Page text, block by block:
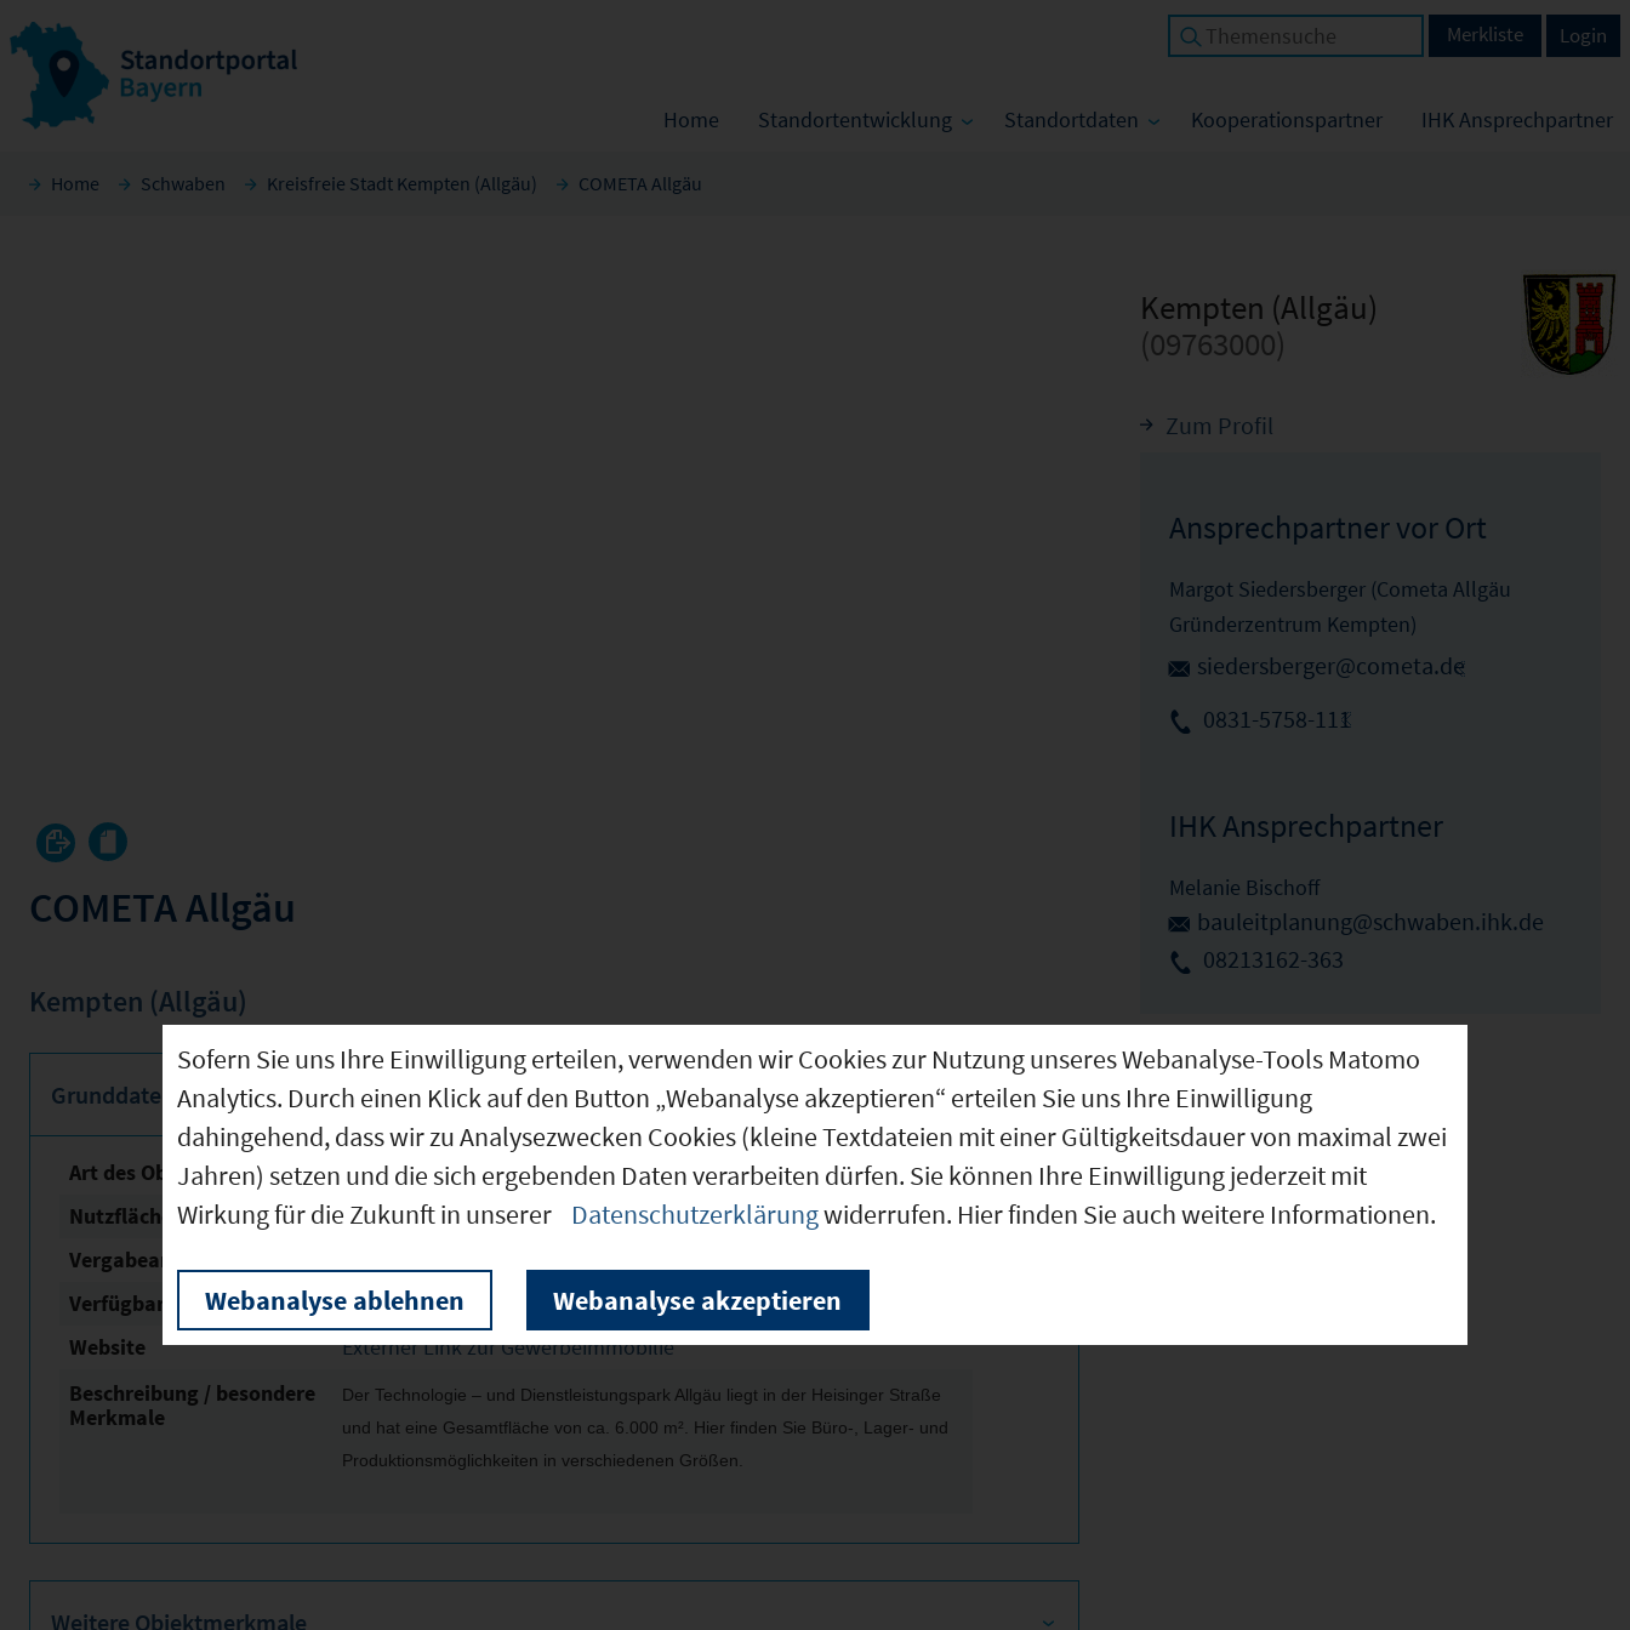
Home Standortentwicklung Standortdaten Kooperationspartner IHK Ansprechpartner
Login
Merkliste
Home Schwaben Kreisfreie Stadt Kempten (Allgäu) COMETA Allgäu
COMETA Allgäu
Kempten (Allgäu)
Grunddaten
Art des Objektes
Hallenfläche / Produktion, Büroflächen
Nutzfläche
6.000 m²
Vergabeart
Verfügbar ab
16.07.2024
Website
Externer Link zur Gewerbeimmobilie
Beschreibung / besondere
Merkmale
Der Technologie – und Dienstleistungspark Allgäu liegt in der Heisinger Straße
und hat eine Gesamtfläche von ca. 6.000 m². Hier finden Sie Büro-, Lager- und
Produktionsmöglichkeiten in verschiedenen Größen.
Weitere Objektmerkmale
Kempten (Allgäu)
(09763000)
Zum Profil
Ansprechpartner vor Ort
Margot Siedersberger (Cometa Allgäu
Gründerzentrum Kempten)
siedersberger@cometa.de
0831-5758-111
IHK Ansprechpartner
Melanie Bischoff
bauleitplanung@schwaben.ihk.de
08213162-363
Sofern Sie uns Ihre Einwilligung erteilen, verwenden wir Cookies zur Nutzung unseres Webanalyse-Tools Matomo
Analytics. Durch einen Klick auf den Button „Webanalyse akzeptieren“ erteilen Sie uns Ihre Einwilligung
dahingehend, dass wir zu Analysezwecken Cookies (kleine Textdateien mit einer Gültigkeitsdauer von maximal zwei
Jahren) setzen und die sich ergebenden Daten verarbeiten dürfen. Sie können Ihre Einwilligung jederzeit mit
Wirkung für die Zukunft in unserer
Datenschutzerklärungwiderrufen. Hier finden Sie auch weitere Informationen.
Webanalyse ablehnen Webanalyse akzeptieren